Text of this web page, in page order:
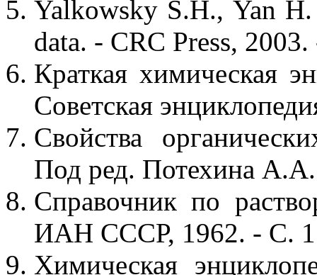
Yalkowsky S.H., Yan
data. - CRC Press,
Краткая химическая
Советская
Свойства
Под ред. Потехина
Справочник по
ИАН СССР, 1962. - С.
Химическая